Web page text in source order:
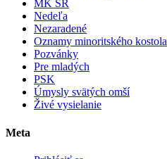
MK SR
Nedeľa
Nezaradené
Oznamy minoritského kostola
Pozvánky
Pre mladých
PSK
Úmysly svätých omší
Živé vysielanie
Meta